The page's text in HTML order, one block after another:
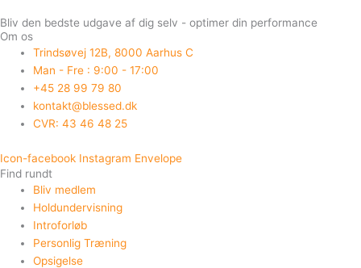
Bliv den bedste udgave af dig selv - optimer din performance
Om os
Trindsøvej 12B, 8000 Aarhus C
Man - Fre : 9:00 - 17:00
+45 28 99 79 80
kontakt@blessed.dk
CVR: 43 46 48 25
Icon-facebook Instagram Envelope
Find rundt
Bliv medlem
Holdundervisning
Introforløb
Personlig Træning
Opsigelse